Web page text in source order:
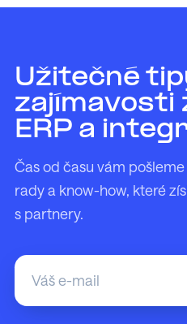
Užitečné
zajímavosti
ERP a
Čas od času vám
rady a know-how, které
s partnery.